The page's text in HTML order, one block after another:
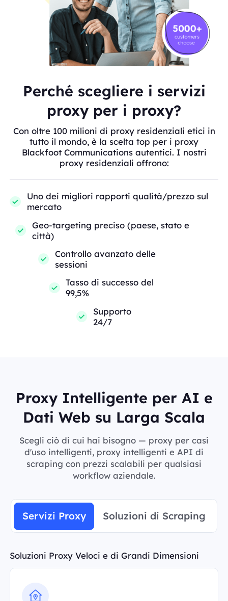
Perché scegliere i servizi
proxy per i proxy?
Con oltre 100 milioni di proxy residenziali etici in
tutto il mondo, è la scelta top per i proxy
Blackfoot Communications autentici. I nostri
proxy residenziali offrono:
Uno dei migliori rapporti qualità/prezzo sul
mercato
Geo-targeting preciso (paese, stato e
città)
Controllo avanzato delle
sessioni
Tasso di successo del
99,5%
Supporto
24/7
Proxy Intelligente per AI e
Dati Web su Larga Scala
Scegli ciò di cui hai bisogno — proxy per casi
d'uso intelligenti, proxy intelligenti e API di
scraping con prezzi scalabili per qualsiasi
workflow aziendale.
Servizi Proxy Soluzioni di Scraping
Soluzioni Proxy Veloci e di Grandi Dimensioni